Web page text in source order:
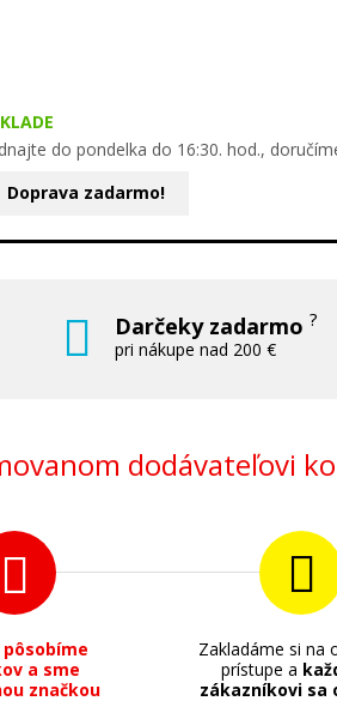
do pondelka do 16:30. hod.,
Doprava zadarmo!
Darčeky zadarmo?
pri nákupe nad 200 €
dodávateľovi
pôsobíme
a sme
značkou
Zakladáme si na
prístupe a
zákazníkovi sa